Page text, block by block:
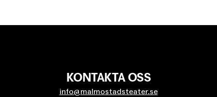
KONTAKTA OSS
info@malmostadsteater.se